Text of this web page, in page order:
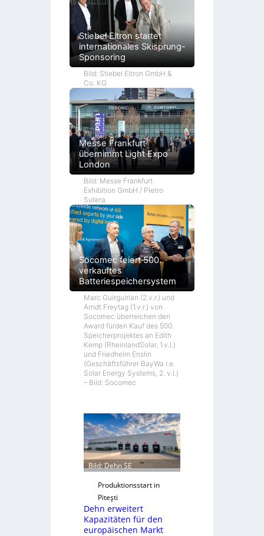
Stiebel Eltron startet
internationales Skisprung-
Sponsoring
Bild: Stiebel Eltron GmbH &
Co. KG
Messe Frankfurt
übernimmt Light Expo
London
Bild: Messe Frankfurt
Exhibition GmbH / Pietro
Sutera
Socomec feiert 500.
verkauftes
Batteriespeichersystem
Marc Guirguirian (2.v.r.) und
Arndt Freytag (1.v.r.) von
Socomec überreichen den
Award fürden Kauf des 500.
Speicherprojektes an Edith
Kemp (RheinlandSolar, 1.v.l.)
und Friedhelm Enslin
(Geschäftsführer BayWa r.e.
Solar Energy Systems, 2. v.l.)
– Bild: Socomec
Bild: Dehn SE
Produktionsstart in
Piteşti
Dehn erweitert
Kapazitäten für den
europäischen Markt